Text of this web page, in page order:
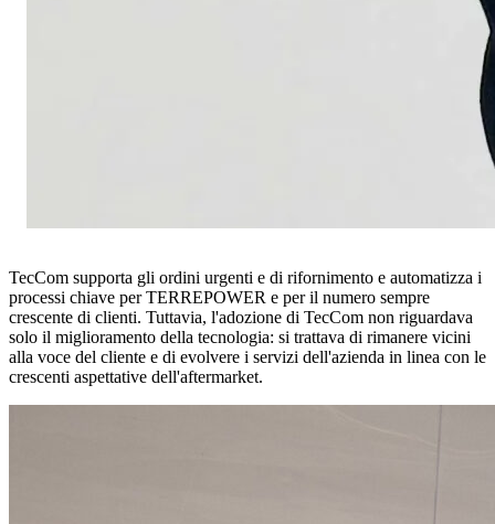
TecCom supporta gli ordini urgenti e di rifornimento e automatizza i
processi chiave per TERREPOWER e per il numero sempre
crescente di clienti. Tuttavia, l'adozione di TecCom non riguardava
solo il miglioramento della tecnologia: si trattava di rimanere vicini
alla voce del cliente e di evolvere i servizi dell'azienda in linea con le
crescenti aspettative dell'aftermarket.